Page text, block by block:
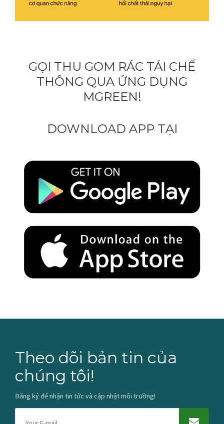
GỌI THU GOM RÁC TÁI CHẾ
THÔNG QUA ỨNG DỤNG
MGREEN!
DOWNLOAD APP TẠI
Theo dõi bản tin của
chúng tôi!
Đăng ký để nhận tin tức và cập nhật môi trường!